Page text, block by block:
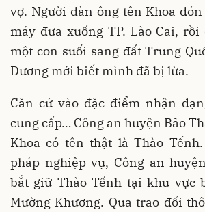
vợ. Người đàn ông tên Khoa
máy đưa xuống TP. Lào Cai, rồi
một con suối sang đất Trung
Dương mới biết mình đã bị lừa.
Căn cứ vào đặc điểm nhận
cung cấp… Công an huyện Bảo
Khoa có tên thật là Thào
pháp nghiệp vụ, Công an
bắt giữ Thào Tếnh tại khu vực
Mường Khương. Qua trao đổi